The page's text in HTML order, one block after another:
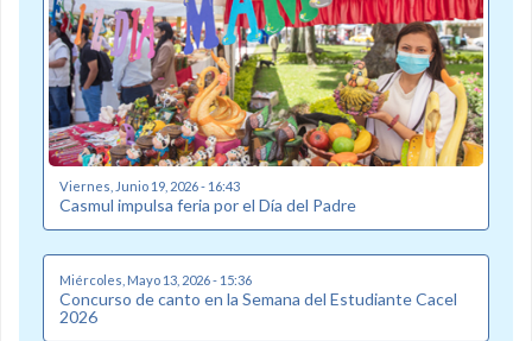
Viernes, Junio 19, 2026 - 16:43
Casmul impulsa feria por el Día del Padre
Miércoles, Mayo 13, 2026 - 15:36
Concurso de canto en la Semana del Estudiante Cacel
2026